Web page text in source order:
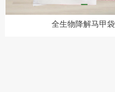
全生物降解马甲袋